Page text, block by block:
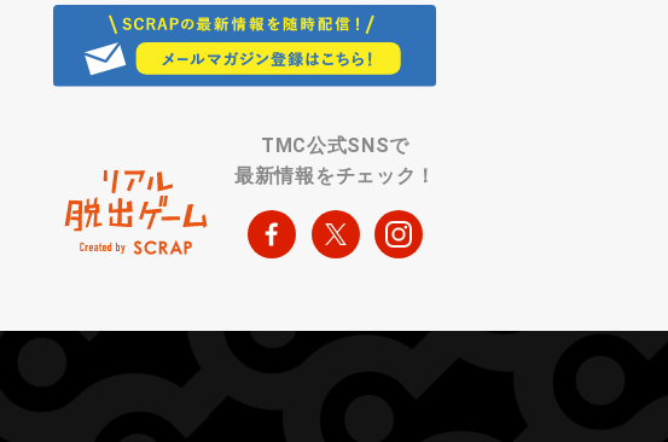
TMC公式SNSで
最新情報をチェック！